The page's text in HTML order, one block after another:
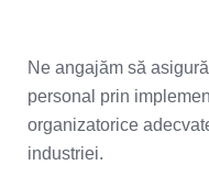
Ne angajăm să
personal prin
organizatorice
industriei.